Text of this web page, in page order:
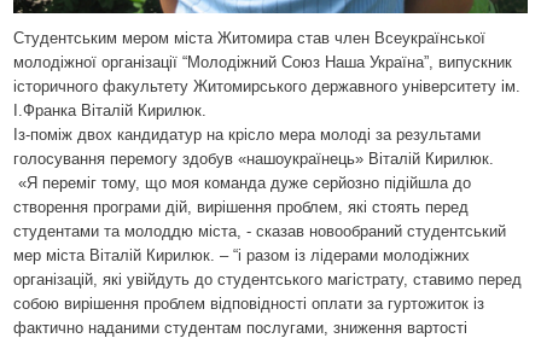
Студентським мером міста Житомира став член Всеукраїнської
молодіжної організації “Молодіжний Союз Наша Україна”, випускник
історичного факультету Житомирського державного університету ім.
І.Франка Віталій Кирилюк.
Із-поміж двох кандидатур на крісло мера молоді за результами
голосування перемогу здобув «нашоукраїнець» Віталій Кирилюк.
«Я переміг тому, що моя команда дуже серйозно підійшла до
створення програми дій, вирішення проблем, які стоять перед
студентами та молоддю міста, - сказав новообраний студентський
мер міста Віталій Кирилюк. – “і разом із лідерами молодіжних
організацій, які увійдуть до студентського магістрату, ставимо перед
собою вирішення проблем відповідності оплати за гуртожиток із
фактично наданими студентам послугами, зниження вартості